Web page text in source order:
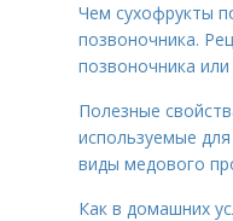
Чем сухофрукты
позвоночника.
позвоночника
Полезные
используемые
виды медового
Как в домашних